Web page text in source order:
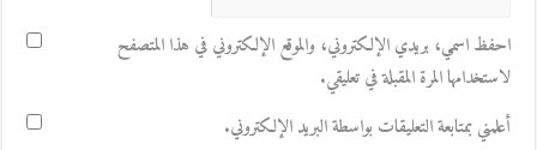
احفظ اسمي، بريدي الإلكتروني، والموقع الإلكتروني في هذا المتصفح
لاستخدامها المرة المقبلة في تعليقي.
أعلمني بمتابعة التعليقات بواسطة البريد الإلكتروني.